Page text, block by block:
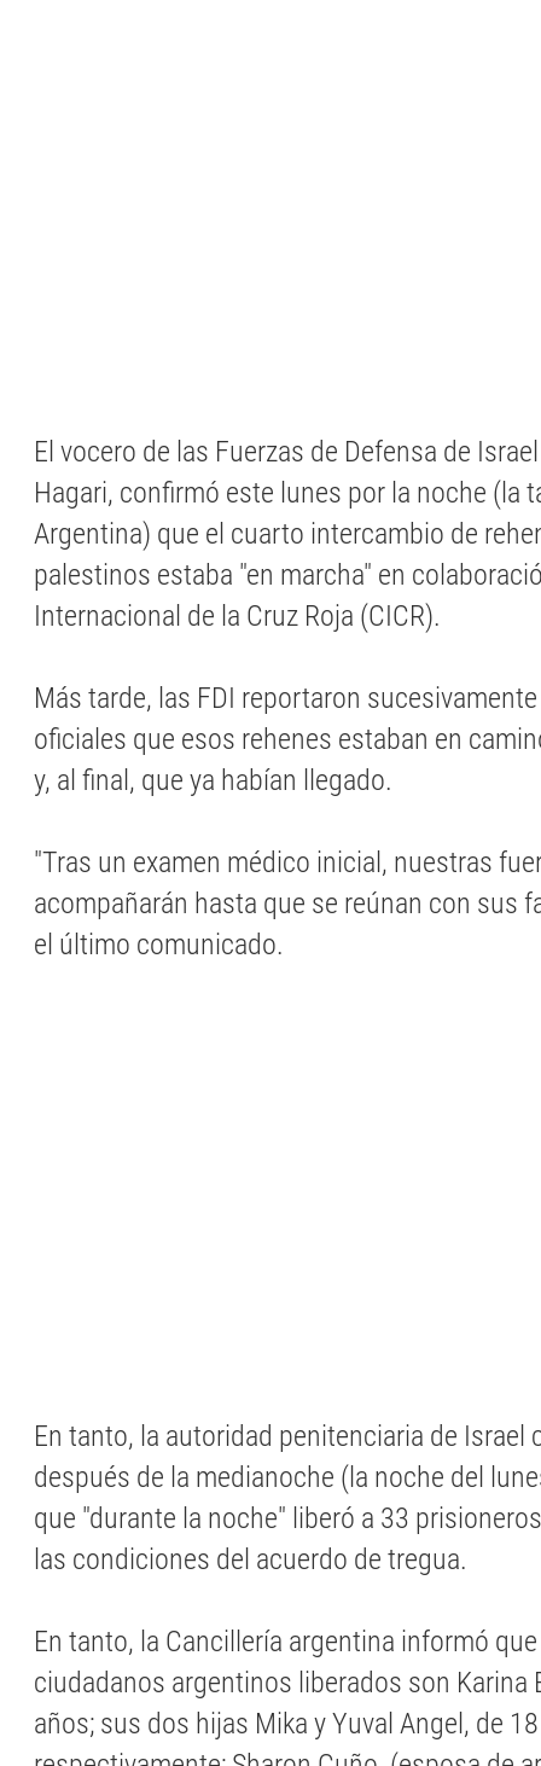
El vocero de las Fuerzas de Defensa de
Hagari, confirmó este lunes por la noche (la
Argentina) que el cuarto intercambio de
palestinos estaba "en marcha" en
Internacional de la Cruz Roja (CICR).
Más tarde, las FDI reportaron
oficiales que esos rehenes estaban en
y, al final, que ya habían llegado.
"Tras un examen médico inicial, nuestras
acompañarán hasta que se reúnan con sus
el último comunicado.
En tanto, la autoridad penitenciaria de Israel
después de la medianoche (la noche del
que "durante la noche" liberó a 33
las condiciones del acuerdo de tregua.
En tanto, la Cancillería argentina informó
ciudadanos argentinos liberados son Karina
años; sus dos hijas Mika y Yuval Angel, de